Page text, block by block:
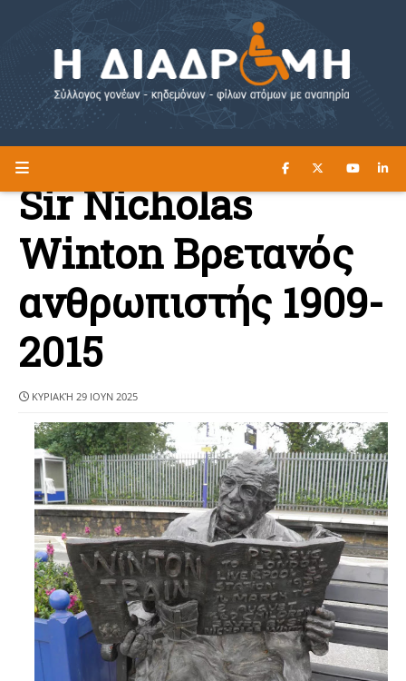
Η ΔΙΑΔΡΟΜΗ ΔΙΑΒΑΣΤΕ ΕΔΩ ►
Sir Nicholas
Winton Βρετανός
ανθρωπιστής 1909-
2015
ΚΥΡΙΑΚΉ 29 ΙΟΥΝ 2025